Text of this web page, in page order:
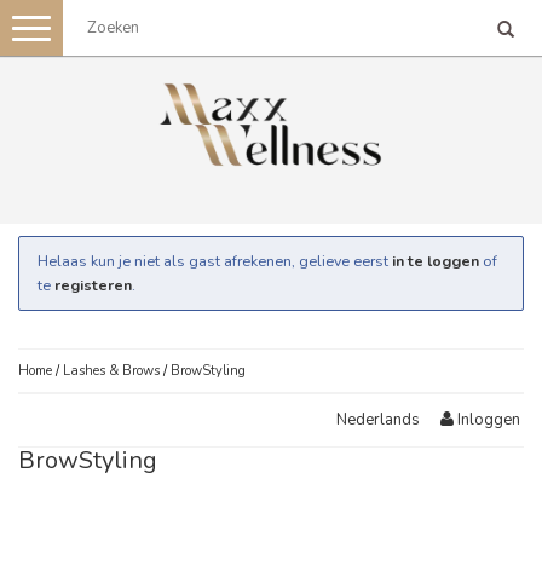
Toggle
navigation
Helaas kun je niet als gast afrekenen, gelieve eerst in te loggen of
te registeren.
Home / Lashes & Brows / BrowStyling
Nederlands Inloggen
BrowStyling